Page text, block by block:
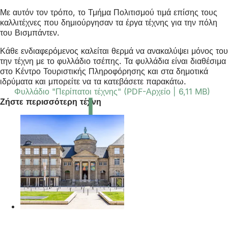
Με αυτόν τον τρόπο, το Τμήμα Πολιτισμού τιμά επίσης τους
καλλιτέχνες που δημιούργησαν τα έργα τέχνης για την πόλη
του Βισμπάντεν.
Κάθε ενδιαφερόμενος καλείται θερμά να ανακαλύψει μόνος του
την τέχνη με το φυλλάδιο τσέπης. Τα φυλλάδια είναι διαθέσιμα
στο Κέντρο Τουριστικής Πληροφόρησης και στα δημοτικά
ιδρύματα και μπορείτε να τα κατεβάσετε παρακάτω.
Φυλλάδιο "Περίπατοι τέχνης"
PDF-Αρχείο
6,11 MB
Ζήστε περισσότερη τέχνη